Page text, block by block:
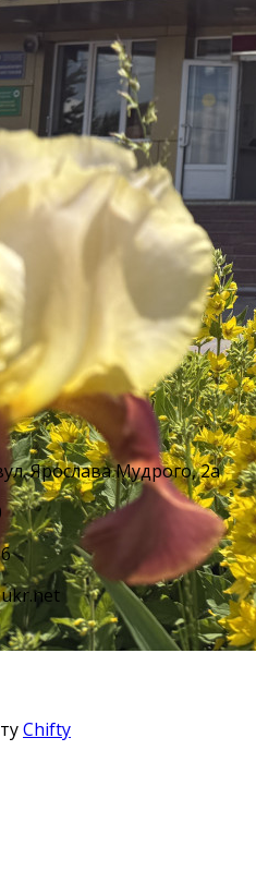
Ярослава Мудрого, 2а
Chifty